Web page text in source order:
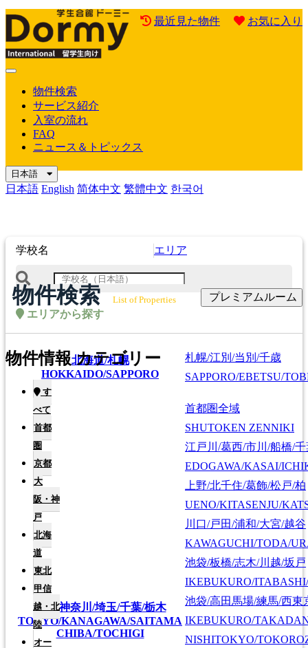
最近見た物件 お気に入り
Mobile
物件検索
サービス紹介
入室の流れ
FAQ
ニュース＆トピックス
日本語
日本語 English 简体中文 繁體中文 한국어
学校名 エリア
エリアから探す
北海道/札幌
HOKKAIDO/SAPPORO
札幌/江別/当別/千歳
SAPPORO/EBETSU/
東京/神奈川/埼玉/千葉/栃木
TOKYO/KANAGAWA/SAITAMA
CHIBA/TOCHIGI
首都圏全域
SHUTOKEN ZENNIKI
江戸川/葛西/市川/船橋/千
EDOGAWA/KASAI/
上野/北千住/葛飾/松戸/柏
UENO/KITASENJU/
川口/戸田/浦和/大宮/越谷
KAWAGUCHI/TODA/
池袋/板橋/志木/川越/坂戸
IKEBUKURO/
池袋/高田馬場/練馬/西東
IKEBUKURO/
NISHITOKYO/
物件検索 List of Properties プレミアムルーム
物件情報 カテゴリー
す
べて
首都
圏
京都
大
阪・神
戸
北海
道
東北
甲信
越・北
陸
オー